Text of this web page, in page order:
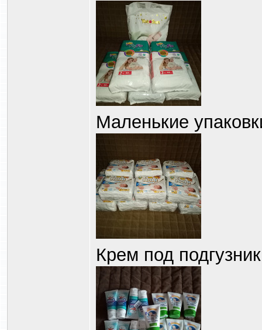
Маленькие
Крем под